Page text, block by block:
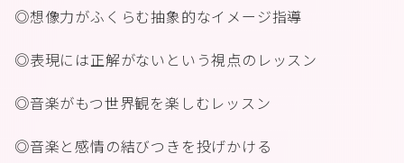
◎想像力がふくらむ抽象的なイメージ指導
◎表現には正解がないという視点のレッスン
◎音楽がもつ世界観を楽しむレッスン
◎音楽と感情の結びつきを投げかける